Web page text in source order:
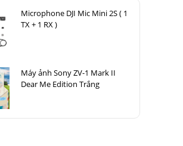
Microphone DJI Mic Mini 2S ( 1
TX + 1 RX )
Máy ảnh Sony ZV-1 Mark II
Dear Me Edition Trắng